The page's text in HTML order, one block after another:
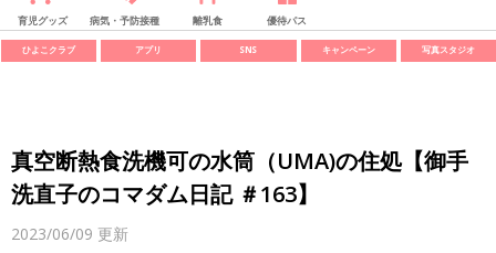
育児グッズ 病気・予防接種 離乳食 優待パス
ひよこクラブ アプリ SNS キャンペーン 写真スタジオ
真空断熱食洗機可の水筒（UMA)の住処【御手
洗直子のコマダム日記 ＃163】
2023/06/09 更新